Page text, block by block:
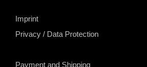
Imprint
Privacy / Data Protection
Payment and Shipping